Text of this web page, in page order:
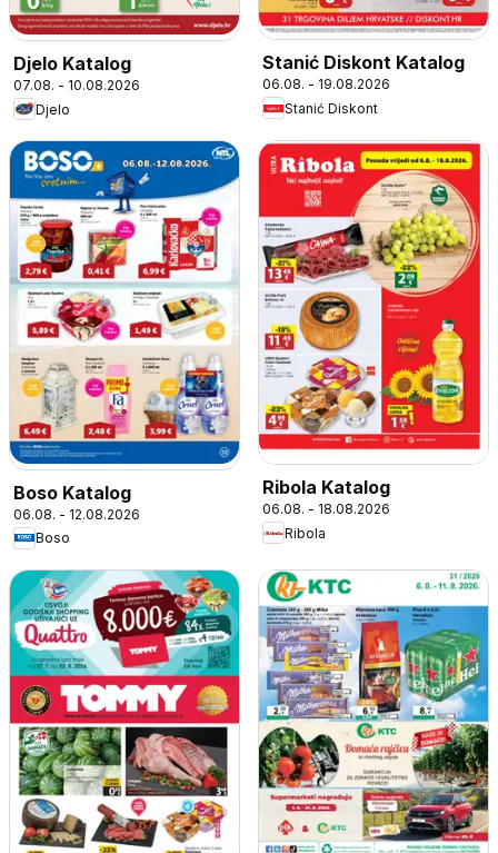
Djelo Katalog
07.08. - 10.08.2026
Djelo
Stanić Diskont Katalog
06.08. - 19.08.2026
Stanić Diskont
Boso Katalog
06.08. - 12.08.2026
Boso
Ribola Katalog
06.08. - 18.08.2026
Ribola